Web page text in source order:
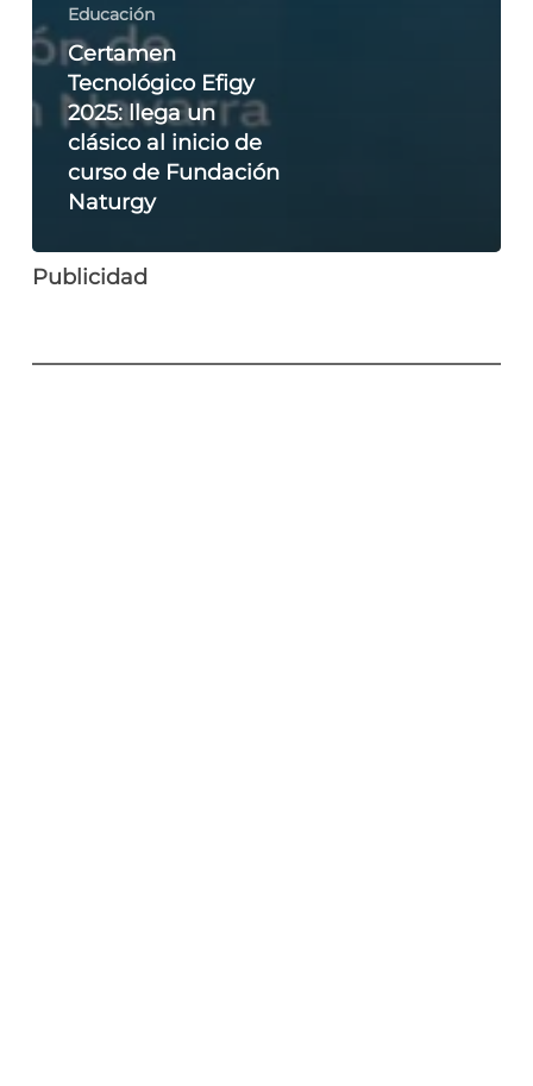
Educación
Certamen
Tecnológico Efigy
2025: llega un
clásico al inicio de
curso de Fundación
Naturgy
Publicidad